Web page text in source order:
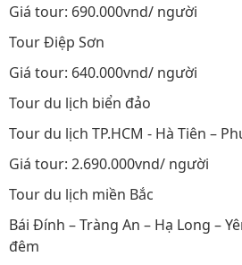
Giá tour: 690.000vnd/ người
Tour Điệp Sơn
Giá tour: 640.000vnd/ người
Tour du lịch biển đảo
Tour du lịch TP.HCM - Hà Tiên –
Giá tour: 2.690.000vnd/ người
Tour du lịch miền Bắc
Bái Đính – Tràng An – Hạ Long –
đêm